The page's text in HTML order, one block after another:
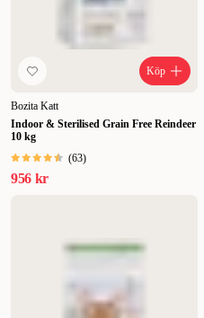
Köp
Bozita Katt
Indoor & Sterilised Grain Free Reindeer
10 kg
(63)
956 kr